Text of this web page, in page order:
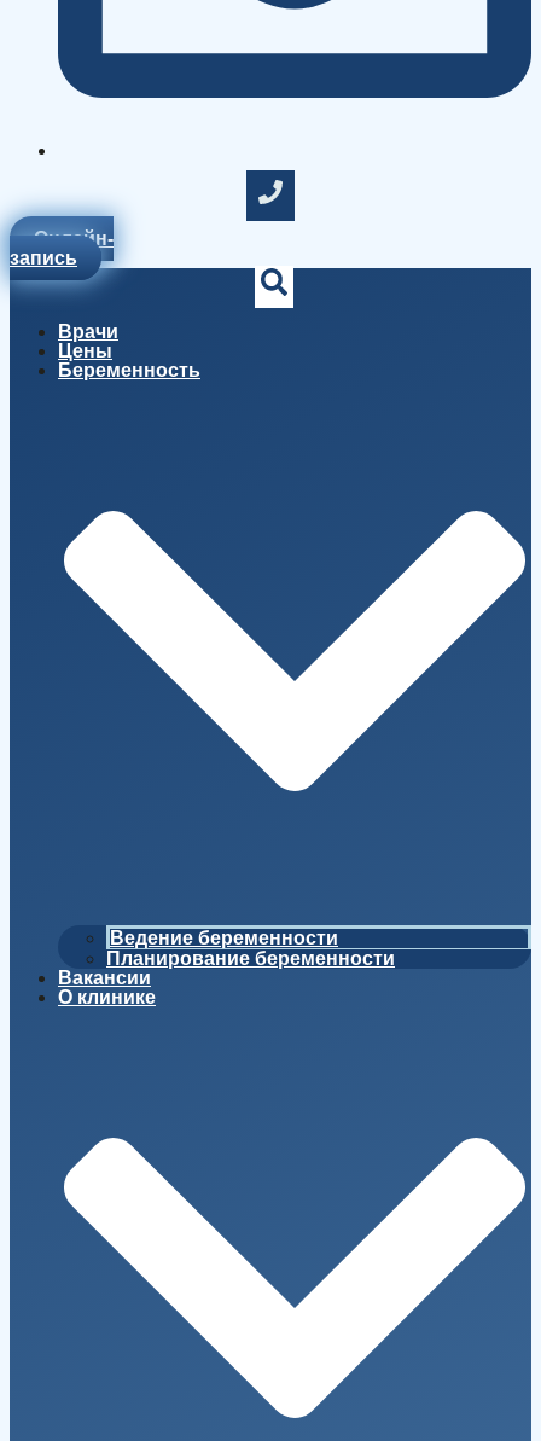
Онлайн-
запись
Врачи
Цены
Беременность
Ведение беременности
Планирование беременности
Вакансии
О клинике